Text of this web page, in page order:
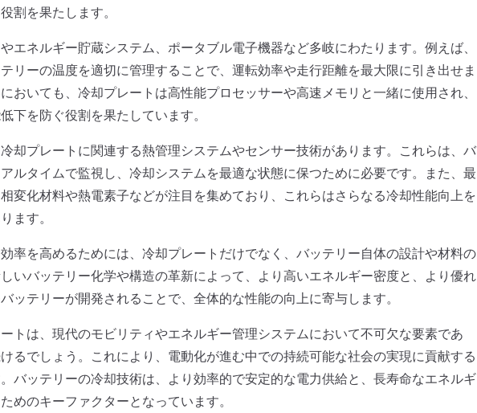
割を果たします。
エネルギー貯蔵システム、ポータブル電子機器など多岐にわたります。例えば、
リーの温度を適切に管理することで、運転効率や走行距離を最大限に引き出せま
おいても、冷却プレートは高性能プロセッサーや高速メモリと一緒に使用され、
下を防ぐ役割を果たしています。
却プレートに関連する熱管理システムやセンサー技術があります。これらは、バ
ルタイムで監視し、冷却システムを最適な状態に保つために必要です。また、最
変化材料や熱電素子などが注目を集めており、これらはさらなる冷却性能向上を
ます。
率を高めるためには、冷却プレートだけでなく、バッテリー自体の設計や材料の
いバッテリー化学や構造の革新によって、より高いエネルギー密度と、より優れ
ッテリーが開発されることで、全体的な性能の向上に寄与します。
トは、現代のモビリティやエネルギー管理システムにおいて不可欠な要素であ
るでしょう。これにより、電動化が進む中での持続可能な社会の実現に貢献する
バッテリーの冷却技術は、より効率的で安定的な電力供給と、長寿命なエネルギ
めのキーファクターとなっています。